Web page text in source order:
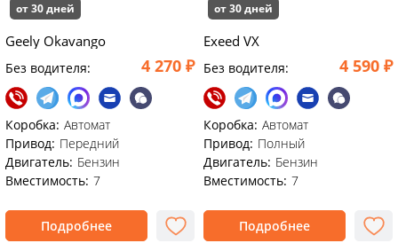
от 30 дней
Geely Okavango
Без водителя: 4 270 ₽
Коробка: Автомат
Привод: Передний
Двигатель: Бензин
Вместимость: 7
Подробнее
от 30 дней
Exeed VX
Без водителя: 4 590 ₽
Коробка: Автомат
Привод: Полный
Двигатель: Бензин
Вместимость: 7
Подробнее